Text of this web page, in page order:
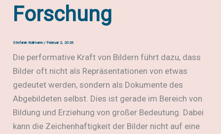
Forschung
Stefanie Kollmann/ Februar 2, 2026
Die performative Kraft von Bildern führt dazu, dass
Bilder oft nicht als Repräsentationen von etwas
gedeutet werden, sondern als Dokumente des
Abgebildeten selbst. Dies ist gerade im Bereich von
Bildung und Erziehung von großer Bedeutung. Dabei
kann die Zeichenhaftigkeit der Bilder nicht auf eine